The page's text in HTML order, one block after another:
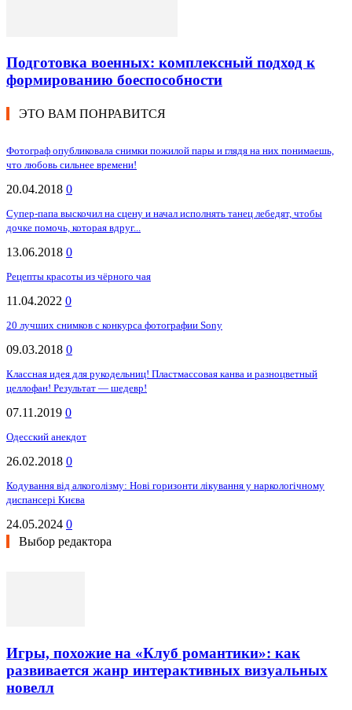
Подготовка военных: комплексный подход к
формированию боеспособности
ЭТО ВАМ ПОНРАВИТСЯ
Фотограф опубликовала снимки пожилой пары и глядя на них понимаешь,
что любовь сильнее времени!
20.04.2018 0
Супер-папа выскочил на сцену и начал исполнять танец лебедят, чтобы
дочке помочь, которая вдруг...
13.06.2018 0
Рецепты красоты из чёрного чая
11.04.2022 0
20 лучших снимков с конкурса фотографии Sony
09.03.2018 0
Классная идея для рукодельниц! Пластмассовая канва и разноцветный
целлофан! Результат — шедевр!
07.11.2019 0
Одесский анекдот
26.02.2018 0
Кодування від алкоголізму: Нові горизонти лікування у наркологічному
диспансері Києва
24.05.2024 0
Выбор редактора
Игры, похожие на «Клуб романтики»: как
развивается жанр интерактивных визуальных
новелл